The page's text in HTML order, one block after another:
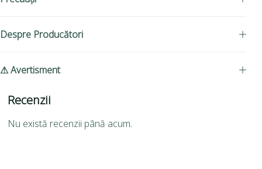
Despre Producători
⚠ Avertisment
Recenzii
Nu există recenzii până acum.